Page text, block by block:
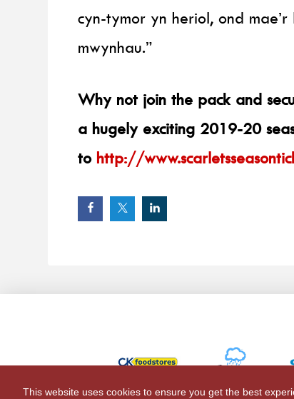
This website uses cookies to ensure you get the best
cyn-tymor yn heriol, ond
mwynhau.”
Why not join the pack and
a hugely exciting 2019-20
to http://